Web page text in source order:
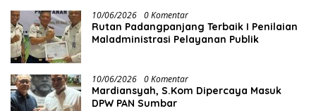
10/06/2026 0 Komentar
Rutan Padangpanjang Terbaik I Penilaian
Maladministrasi Pelayanan Publik
10/06/2026 0 Komentar
Mardiansyah, S.Kom Dipercaya Masuk
DPW PAN Sumbar